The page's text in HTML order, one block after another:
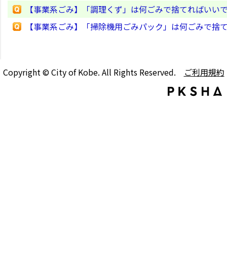
【事業系ごみ】「調理くず」は何ごみで捨てればいい
【事業系ごみ】「掃除機用ごみパック」は何ごみで捨
Copyright © City of Kobe. All Rights Reserved. ご利用規約